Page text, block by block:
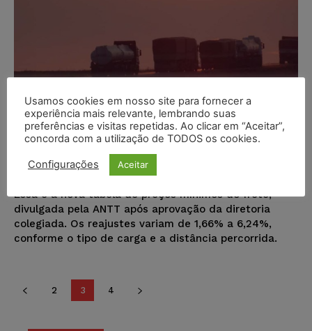
Nova tabela de preços mínimos do
frete é divulgada
Juristas - 06/09/2018
O frete foi reajustado em 3% na média ponderada.
Essa é a nova tabela de preços mínimos do frete,
divulgada pela ANTT após aprovação da diretoria
colegiada. Os reajustes variam de 1,66% a 6,24%,
conforme o tipo de carga e a distância percorrida.
2 3 4
Usamos cookies em nosso site para fornecer a
experiência mais relevante, lembrando suas
preferências e visitas repetidas. Ao clicar em “Aceitar”,
concorda com a utilização de TODOS os cookies.
Configurações Aceitar